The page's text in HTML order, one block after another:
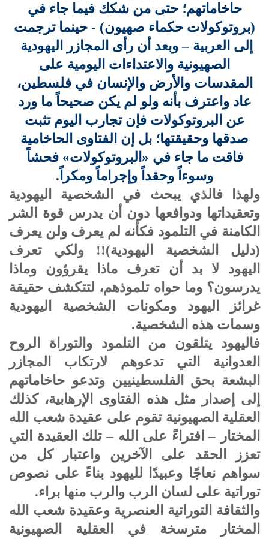
حاخاماتهم؛ حتى من شكك فيما جاء في
(بروتوكولات حكماء صهيون) - حينما ترجمت
إلى العربية – وبعد أن رأى المجازر اليهودية
الصهيونية والاعتداءات اليومية على
المقدسات والأرض والإنسان في فلسطين،
عاد واعترف بأنه ولو لم يكن صحيحاً ما ورد
عن البروتوكولات فإن تجارب اليوم تثبت
صدقها وحقيقتها؛ بل إن الفتاوى الحاخامية
فاقت ما جاء في «البروتوكولات» فحشاً
وسوءاً وحقداً وإجراماً ومكراً.
ولهذا فالذي يبحث في الشخصية اليهودية
وتعقيداتها ودوافعها دون أن يدرس قوة الشر
الكامنة في التلمود فكأنه لم يعرف ولن يعرف
(دليل الشخصية اليهودية)!! ولكي تعرف
اليهود لا بد أن تعرف ماذا يقرؤون وماذا
يدرسون؟ وما حواه تلموذهم، لتتكشف حقيقة
غرائز اليهود ومكونات الشخصية اليهودية
وسمات هذه الشخصية.
فاليهود يتلقون من التلمود والتوراة الروح
العدوانية التي تدعوهم لارتكاب المجازر
البشعة بحق الفلسطينيين وتدعو حاخاماتهم
إلى إصدار مثل هذه الفتاوى الإرهابية، كذلك
العقلية الصهيونية تقوم على عقيدة شعب الله
المختار – افتراءً على الله – تلك العقيدة التي
تعزز الحقد على الآخرين واعتبار كل من
سواهم نعاجًا وعبيدًا لليهود بناءً على نصوص
توراتية على لسان الرب والرب منها براء.
والثقافة التوراتية العنصرية وعقيدة شعب الله
المختار مترسخة في العقلية الصهيونية